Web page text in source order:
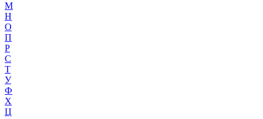
М
Н
О
П
Р
С
Т
У
Ф
Х
Ц